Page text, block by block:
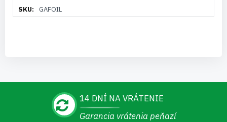
informáciíGAFOIL
14 DNÍ NA VRÁTENIE
Garancia vrátenia peňazí